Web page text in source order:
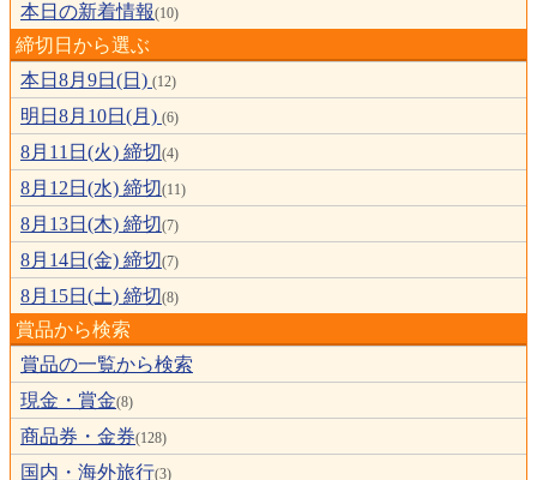
本日の新着情報(10)
締切日から選ぶ
本日8月9日(日) (12)
明日8月10日(月) (6)
8月11日(火) 締切(4)
8月12日(水) 締切(11)
8月13日(木) 締切(7)
8月14日(金) 締切(7)
8月15日(土) 締切(8)
賞品から検索
賞品の一覧から検索
現金・賞金(8)
商品券・金券(128)
国内・海外旅行(3)